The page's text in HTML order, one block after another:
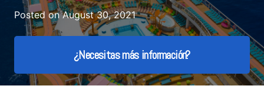
Posted onAugust 30, 2021
¿Necesitas más información?